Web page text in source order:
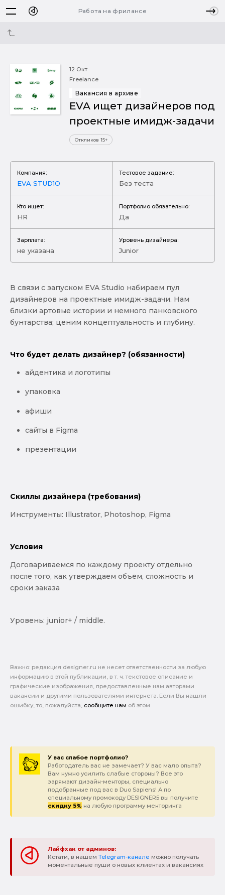
Работа на фрилансе
12 Окт
Freelance
Вакансия в архиве
ЕVA ищет дизайнеров под
проектные имидж-задачи
Откликов 15+
Компания:
EVA STUD1O
Тестовое задание:
Без теста
Кто ищет:
HR
Портфолио обязательно:
Да
Зарплата:
не указана
Уровень дизайнера:
Junior
В связи с запуском EVA Studio набираем пул
дизайнеров на проектные имидж-задачи. Нам
близки артовые истории и немного панковского
бунтарства; ценим концептуальность и глубину.
Что будет делать дизайнер? (обязанности)
айдентика и логотипы
упаковка
афиши
сайты в Figma
презентации
Скиллы дизайнера (требования)
Инструменты: Illustrator, Photoshop, Figma
Условия
Договариваемся по каждому проекту отдельно
после того, как утверждаем объём, сложность и
сроки заказа
Уровень: junior+ / middle.
Важно: pедакция designer.ru не несет ответственности за любую
информацию в этой публикации, в т. ч. текстовое описание и
графические изображения, предоставленные нам авторами
вакансии и другими пользователями интернета. Если Вы нашли
ошибку, то, пожалуйста, сообщите нам об этом.
У вас слабое портфолио?
Работодатель вас не замечает? У вас мало опыта?
Вам нужно усилить слабые стороны? Все это
заряжают дизайн-менторы, специально
подобранные под вас в Duo Sapiens! А по
специальному промокоду DESIGNER5 вы получите
скидку 5% на любую программу менторинга
Лайфхак от админов:
Кстати, в нашем Telegram-канале можно получать
моментальные пуши о новых клиентах и вакансиях